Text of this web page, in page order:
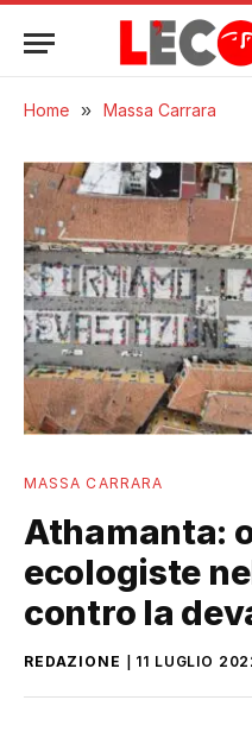
Home » Massa Carrara
MASSA CARRARA
Athamanta:
ecologiste
contro la
REDAZIONE 11 LUGLIO